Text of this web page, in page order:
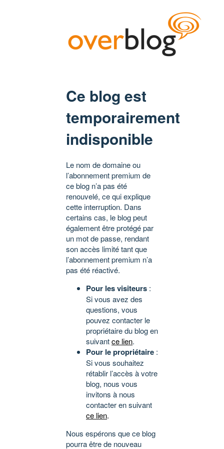
Ce blog est
temporairement
indisponible
Le nom de domaine ou
l’abonnement premium de
ce blog n’a pas été
renouvelé, ce qui explique
cette interruption. Dans
certains cas, le blog peut
également être protégé par
un mot de passe, rendant
son accès limité tant que
l’abonnement premium n’a
pas été réactivé.
Pour les visiteurs :
Si vous avez des
questions, vous
pouvez contacter le
propriétaire du blog en
suivantce lien.
Pour le propriétaire :
Si vous souhaitez
rétablir l’accès à votre
blog, nous vous
invitons à nous
contacter en suivant
ce lien.
Nous espérons que ce blog
pourra être de nouveau